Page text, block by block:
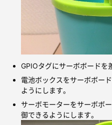
GPIOタグにサーボボードを
電池ボックスをサーボボー
ようにします。
サーボモーターをサーボボ
御できるようにします。